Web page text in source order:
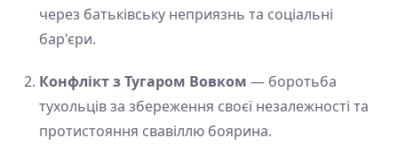
через батьківську неприязнь та соціальні
бар'єри.
Конфлікт з Тугаром Вовком — боротьба
тухольців за збереження своєї незалежності та
протистояння свавіллю боярина.